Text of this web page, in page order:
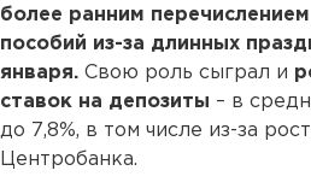
более ранним
пособий из-за длинных
января. Свою роль сыграл и
ставок на депозиты – в
до 7,8%, в том числе из-за
Центробанка.